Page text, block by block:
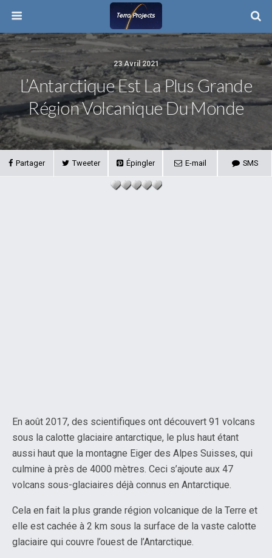
23 Avril 2021
L’Antarctique Est La Plus Grande
Région Volcanique Du Monde
Partager Tweeter Épingler E-mail SMS
En août 2017, des scientifiques ont découvert 91 volcans
sous la calotte glaciaire antarctique, le plus haut étant
aussi haut que la montagne Eiger des Alpes Suisses, qui
culmine à près de 4000 mètres. Ceci s’ajoute aux 47
volcans sous-glaciaires déjà connus en Antarctique.
Cela en fait la plus grande région volcanique de la Terre et
elle est cachée à 2 km sous la surface de la vaste calotte
glaciaire qui couvre l’ouest de l’Antarctique.